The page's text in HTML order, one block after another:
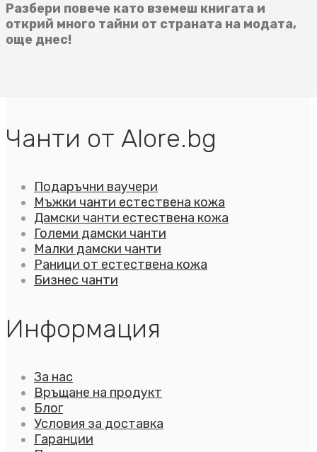
Разбери повече като вземеш книгата и
открий много тайни от страната на модата,
още днес!
Чанти от Alore.bg
Подаръчни ваучери
Мъжки чанти естествена кожа
Дамски чанти естествена кожа
Големи дамски чанти
Малки дамски чанти
Раници от естествена кожа
Бизнес чанти
Информация
За нас
Връщане на продукт
Блог
Условия за доставка
Гаранции